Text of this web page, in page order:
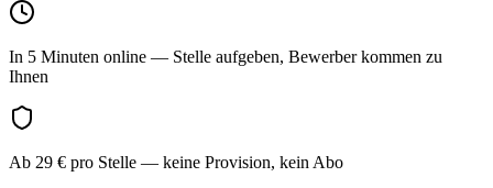
In 5 Minuten online — Stelle aufgeben, Bewerber kommen zu
Ihnen
Ab 29 € pro Stelle — keine Provision, kein Abo